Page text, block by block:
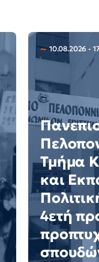
10.08.2026 -
Τμήμα
και
4ετή